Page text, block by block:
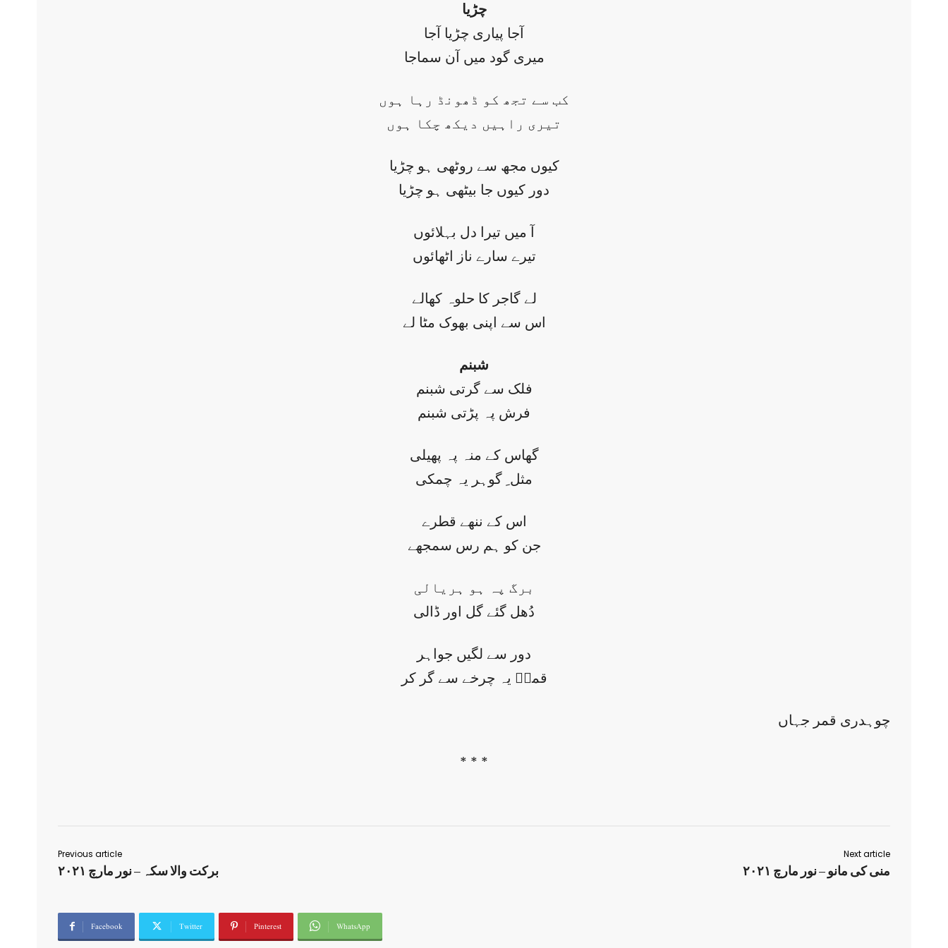
چڑیا
آجا پیاری چڑیا آجا
میری گود میں آن سماجا
کب سے تجھ کو ڈھونڈ رہا ہوں
تیری راہیں دیکھ چکا ہوں
کیوں مجھ سے روٹھی ہو چڑیا
دور کیوں جا بیٹھی ہو چڑیا
آ میں تیرا دل بہلائوں
تیرے سارے ناز اٹھائوں
لے گاجر کا حلوہ کھالے
اس سے اپنی بھوک مٹا لے
شبنم
فلک سے گرتی شبنم
فرش پہ پڑتی شبنم
گھاس کے منہ پہ پھیلی
مثل ِ گوہر یہ چمکی
اس کے ننھے قطرے
جن کو ہم رس سمجھے
برگ پہ ہو ہریالی
دُھل گئے گل اور ڈالی
دور سے لگیں جواہر
قمرؔ یہ چرخے سے گر کر
چوہدری قمر جہاں
* * *
Previous article
برکت والا سکہ – نور مارچ ۲۰۲۱
Next article
منی کی مانو – نور مارچ ۲۰۲۱
Facebook Twitter Pinterest WhatsApp